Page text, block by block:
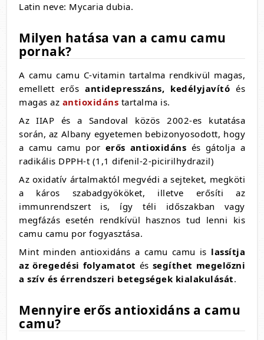
Latin neve: Mycaria dubia.
Milyen hatása van a camu camu
pornak?
A camu camu C-vitamin tartalma rendkivül magas,
emellett erős antidepresszáns, kedélyjavító és
magas az antioxidáns tartalma is.
Az IIAP és a Sandoval közös 2002-es kutatása
során, az Albany egyetemen bebizonyosodott, hogy
a camu camu por erős antioxidáns és gátolja a
radikális DPPH-t (1,1 difenil-2-picirilhydrazil)
Az oxidatív ártalmaktól megvédi a sejteket, megköti
a káros szabadgyököket, illetve erősíti az
immunrendszert is, így téli időszakban vagy
megfázás esetén rendkívül hasznos tud lenni kis
camu camu por fogyasztása.
Mint minden antioxidáns a camu camu is lassítja
az öregedési folyamatot és segíthet megelőzni
a szív és érrendszeri betegségek kialakulását.
Mennyire erős antioxidáns a camu
camu?